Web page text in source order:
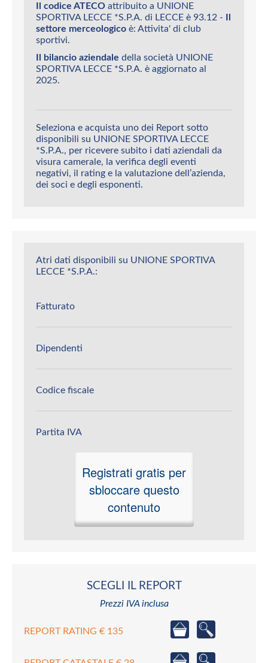
Il codice ATECO attribuito a UNIONE
SPORTIVA LECCE *S.P.A. di LECCE è 93.12 - Il
settore merceologico è: Attivita' di club
sportivi.
Il bilancio aziendale della società UNIONE
SPORTIVA LECCE *S.P.A. è aggiornato al
2025.
Seleziona e acquista uno dei Report sotto
disponibili su UNIONE SPORTIVA LECCE
*S.P.A., per ricevere subito i dati aziendali da
visura camerale, la verifica degli eventi
negativi, il rating e la valutazione dell’azienda,
dei soci e degli esponenti.
Atri dati disponibili su UNIONE SPORTIVA
LECCE *S.P.A.:
Fatturato
Dipendenti
Codice fiscale
Partita IVA
Registrati gratis per
sbloccare questo
contenuto
SCEGLI IL REPORT
Prezzi IVA inclusa
REPORT RATING € 135